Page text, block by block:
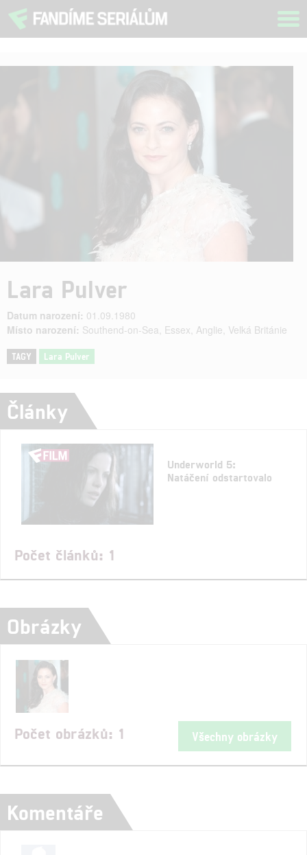
Lara Pulver
Datum narození: 01.09.1980
Místo narození: Southend-on-Sea, Essex, Anglie, Velká Británie
TAGY Lara Pulver
Články
Underworld 5:
Natáčení odstartovalo
Počet článků: 1
Obrázky
Počet obrázků: 1 Všechny obrázky
Komentáře